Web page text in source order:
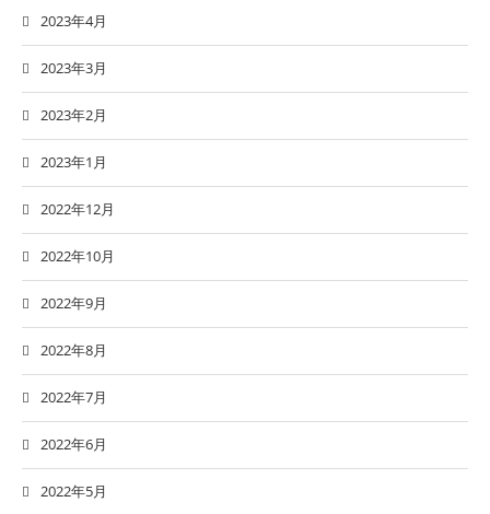
2023年4月
2023年3月
2023年2月
2023年1月
2022年12月
2022年10月
2022年9月
2022年8月
2022年7月
2022年6月
2022年5月